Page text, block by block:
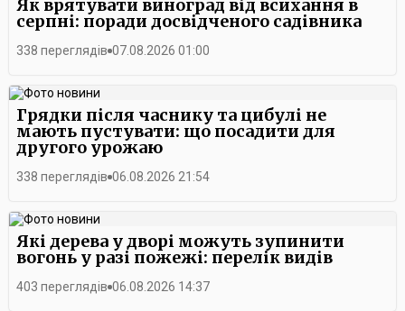
Як врятувати виноград від всихання в
серпні: поради досвідченого садівника
338 переглядів 07.08.2026 01:00
Грядки після часнику та цибулі не
мають пустувати: що посадити для
другого урожаю
338 переглядів 06.08.2026 21:54
Які дерева у дворі можуть зупинити
вогонь у разі пожежі: перелік видів
403 переглядів 06.08.2026 14:37